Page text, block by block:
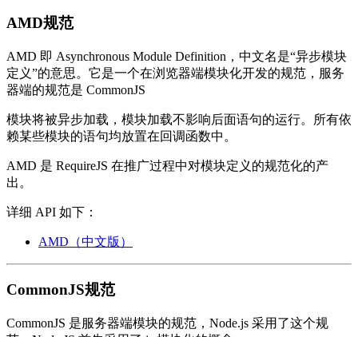
AMD规范
AMD 即 Asynchronous Module Definition，中文名是“异步模块
定义”的意思。它是一个在浏览器端模块化开发的规范，服务
器端的规范是 CommonJS
模块将被异步加载，模块加载不影响后面语句的运行。所有依
赖某些模块的语句均放置在回调函数中。
AMD 是 RequireJS 在推广过程中对模块定义的规范化的产
出。
详细 API 如下：
AMD（中文版）
CommonJS规范
CommonJS 是服务器端模块的规范，Node.js 采用了这个规